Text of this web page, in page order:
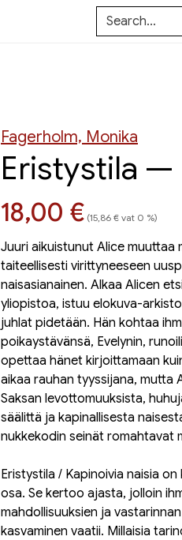
Fagerholm, Monika
Eristystila —
Hinta nyt
18,00 € (15,86 € vat 0 %)
Juuri aikuistunut Alice muuttaa
taiteellisesti virittyneeseen
naisasianainen. Alkaa Alicen
yliopistoa, istuu elokuva-
juhlat pidetään. Hän kohtaa
poikaystävänsä, Evelynin,
opettaa hänet kirjoittamaan
aikaa rauhan tyyssijana, mutta
Saksan levottomuuksista,
säälittä ja kapinallisesta
nukkekodin seinät romahtavat
Eristystila / Kapinoivia naisia
osa. Se kertoo ajasta, jolloin
mahdollisuuksien ja
kasvaminen vaatii. Millaisia